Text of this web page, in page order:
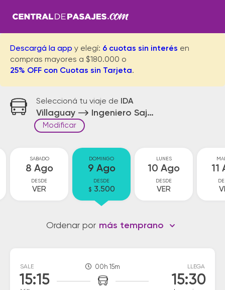
Descargá la app y elegí: 6 cuotas sin interés en
compras mayores a $180.000 o
25% OFF con Cuotas sin Tarjeta.
Seleccioná tu viaje de IDA
Villaguay Ingeniero Sajaroff
Modificar
SABADO
8 Ago
DESDE
VER
DOMINGO
9 Ago
DESDE
$ 3.500
LUNES
10 Ago
DESDE
VER
11
Ordenar por más temprano
SALE
15:15
00h 15m LLEGA
15:30